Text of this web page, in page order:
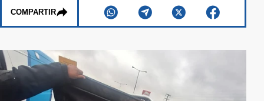
COMPARTIR